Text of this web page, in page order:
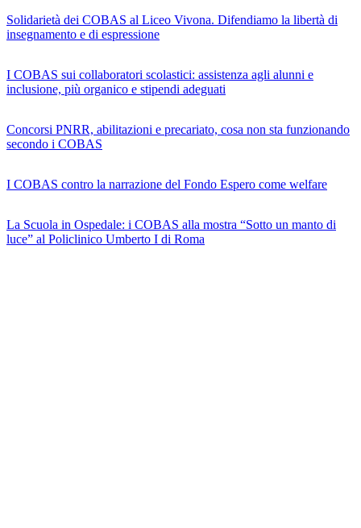
Solidarietà dei COBAS al Liceo Vivona. Difendiamo la libertà di
insegnamento e di espressione
I COBAS sui collaboratori scolastici: assistenza agli alunni e
inclusione, più organico e stipendi adeguati
Concorsi PNRR, abilitazioni e precariato, cosa non sta funzionando
secondo i COBAS
I COBAS contro la narrazione del Fondo Espero come welfare
La Scuola in Ospedale: i COBAS alla mostra “Sotto un manto di
luce” al Policlinico Umberto I di Roma